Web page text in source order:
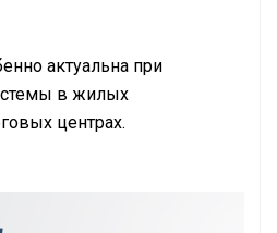
актуальна при
в жилых
центрах.